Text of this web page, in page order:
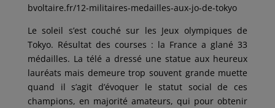
bvoltaire.fr/12-militaires-medailles-aux-jo-de-tokyo
Le soleil s’est couché sur les Jeux olympiques de
Tokyo. Résultat des courses : la France a glané 33
médailles. La télé a dressé une statue aux heureux
lauréats mais demeure trop souvent grande muette
quand il s’agit d’évoquer le statut social de ces
champions, en majorité amateurs, qui pour obtenir